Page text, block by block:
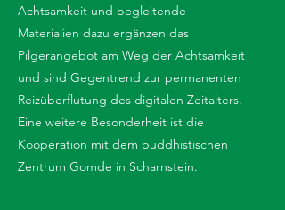
Achtsamkeit und begleitende
Materialien dazu ergänzen das
Pilgerangebot am Weg der Achtsamkeit
und sind Gegentrend zur permanenten
Reizüberflutung des digitalen Zeitalters.
Eine weitere Besonderheit ist die
Kooperation mit dem buddhistischen
Zentrum Gomde in Scharnstein.